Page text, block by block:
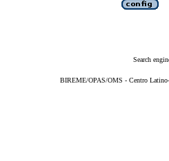
Search
BIREME/OPAS/OMS - Centro Latino-